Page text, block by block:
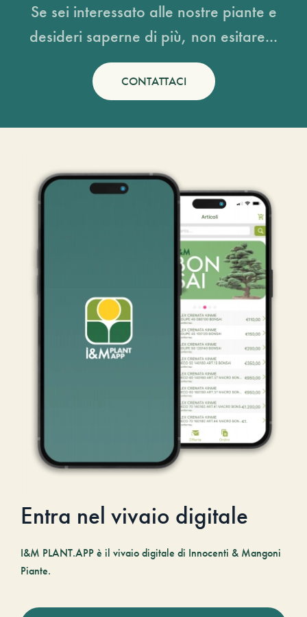
Se sei interessato alle nostre piante e
desideri saperne di più, non esitare...
CONTATTACI
Entra nel vivaio digitale
I&M PLANT.APP è il vivaio digitale di Innocenti & Mangoni
Piante.